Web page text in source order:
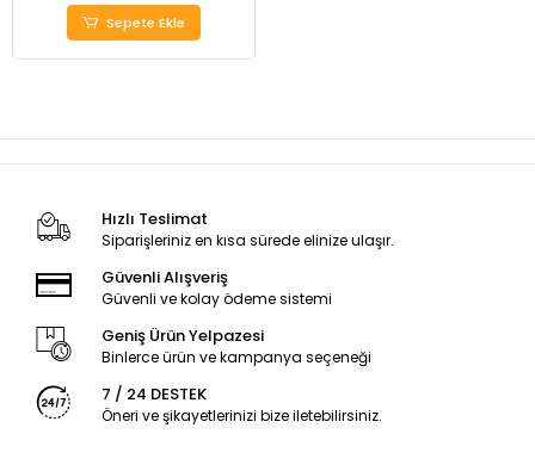
Sepete Ekle
Hızlı Teslimat
Siparişleriniz en kısa sürede elinize ulaşır.
Güvenli Alışveriş
Güvenli ve kolay ödeme sistemi
Geniş Ürün Yelpazesi
Binlerce ürün ve kampanya seçeneği
7 / 24 DESTEK
Öneri ve şikayetlerinizi bize iletebilirsiniz.